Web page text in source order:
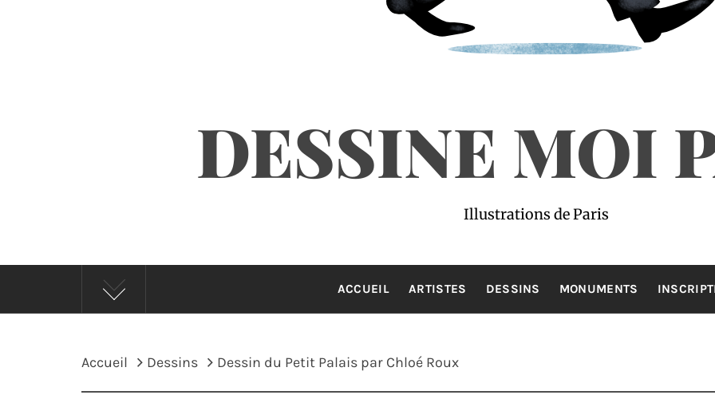
DESSINE MOI
Illustrations de Paris
ACCUEIL ARTISTES DESSINS MONUMENTS
Accueil Dessins Dessin du Petit Palais par Chloé Roux